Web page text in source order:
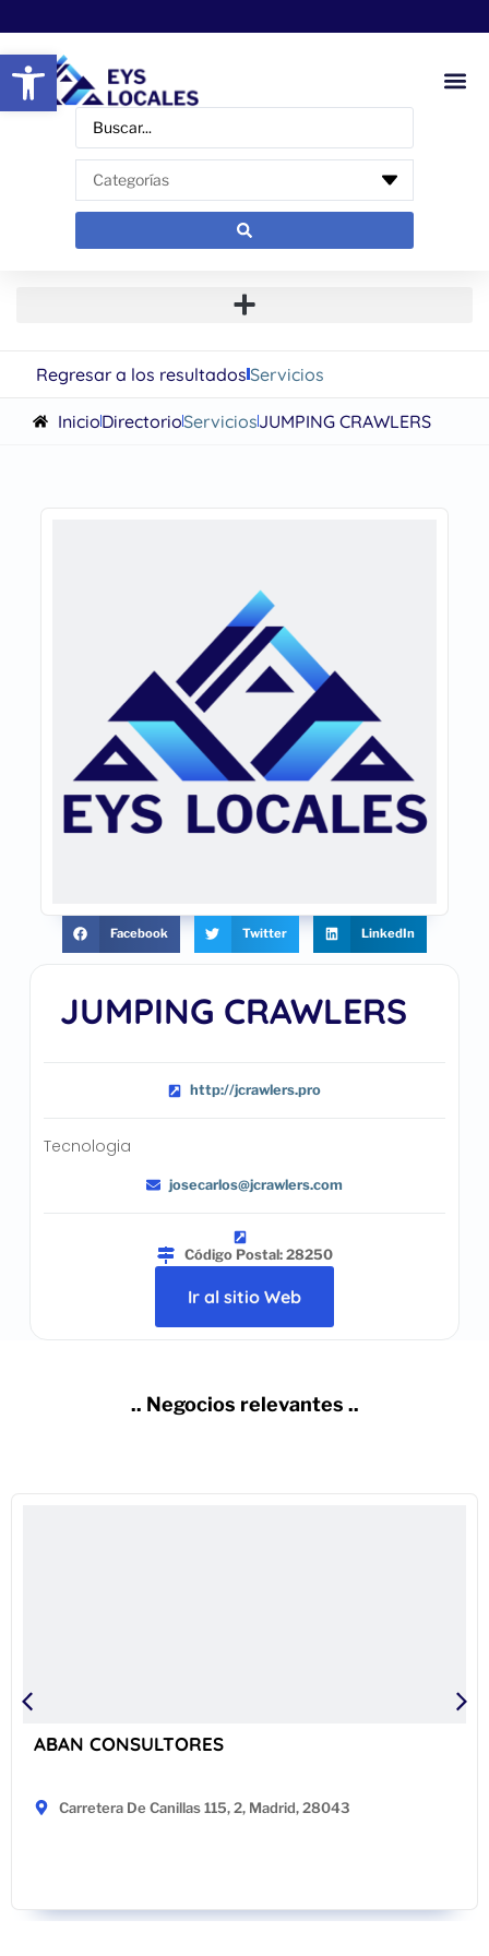
Abrir barra de herramientas
Regresar a los resultadosServicios
InicioDirectorioServiciosJUMPING CRAWLERS
JUMPING CRAWLERS
http://jcrawlers.pro
Tecnologia
josecarlos@jcrawlers.com
Código Postal: 28250
Ir al sitio Web
Facebook Twitter LinkedIn
.. Negocios relevantes ..
ABAN CONSULTORES
Carretera De Canillas 115, 2, Madrid, 28043